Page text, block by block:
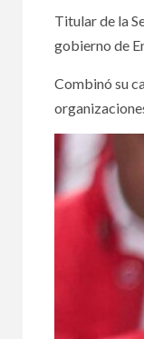
Titular de la
gobierno de
Combinó su
PODER
seis